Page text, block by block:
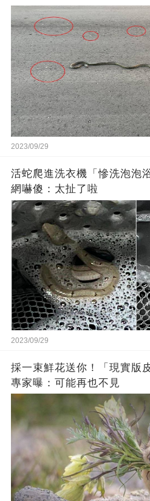
2023/09/29
活蛇爬進洗衣機「慘洗泡泡
網嚇傻：太扯了啦
2023/09/29
採一束鮮花送你！「現實版
專家曝：可能再也不見